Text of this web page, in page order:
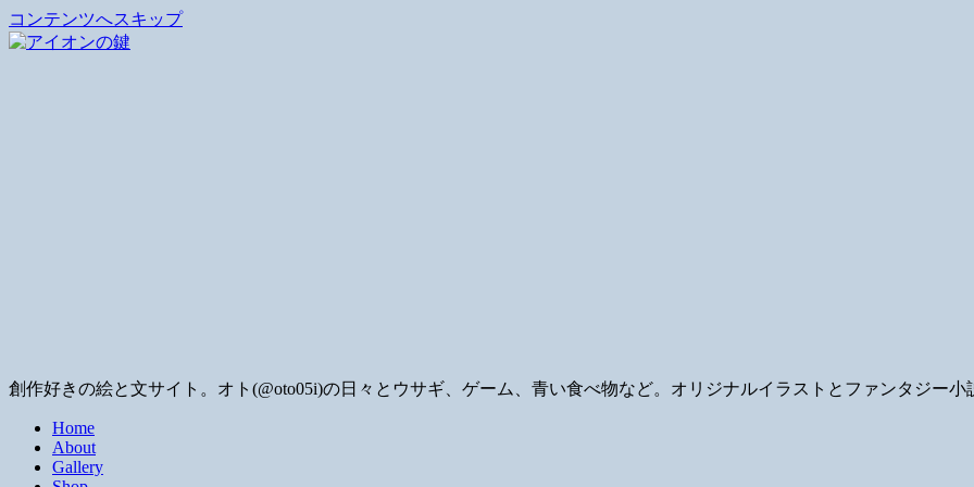
コンテンツへスキップ
創作好きの絵と文サイト。オト(@oto05i)の日々とウサギ、ゲーム、青い食べ物など。オリジナルイラストとファンタジー小
Home
About
Gallery